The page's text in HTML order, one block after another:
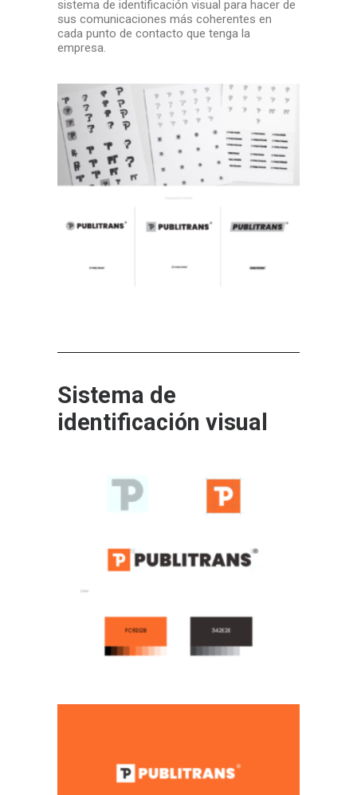
sistema de identificación visual para hacer de
sus comunicaciones más coherentes en
cada punto de contacto que tenga la
empresa.
Sistema de
identificación visual